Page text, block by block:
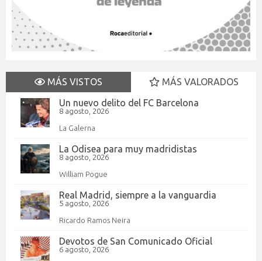
MÁS VISTOS
MÁS VALORADOS
Un nuevo delito del FC Barcelona
8 agosto, 2026
La Galerna
La Odisea para muy madridistas
8 agosto, 2026
William Pogue
Real Madrid, siempre a la vanguardia
5 agosto, 2026
Ricardo Ramos Neira
Devotos de San Comunicado Oficial
6 agosto, 2026